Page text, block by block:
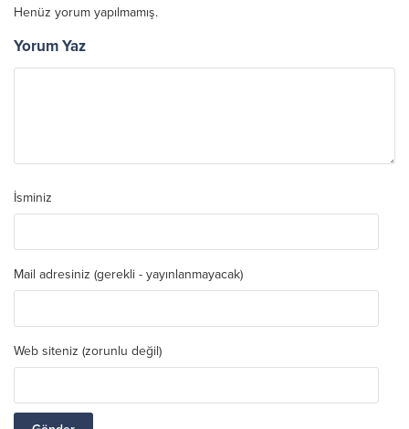
Henüz yorum yapılmamış.
Yorum Yaz
İsminiz
Mail adresiniz (gerekli - yayınlanmayacak)
Web siteniz (zorunlu değil)